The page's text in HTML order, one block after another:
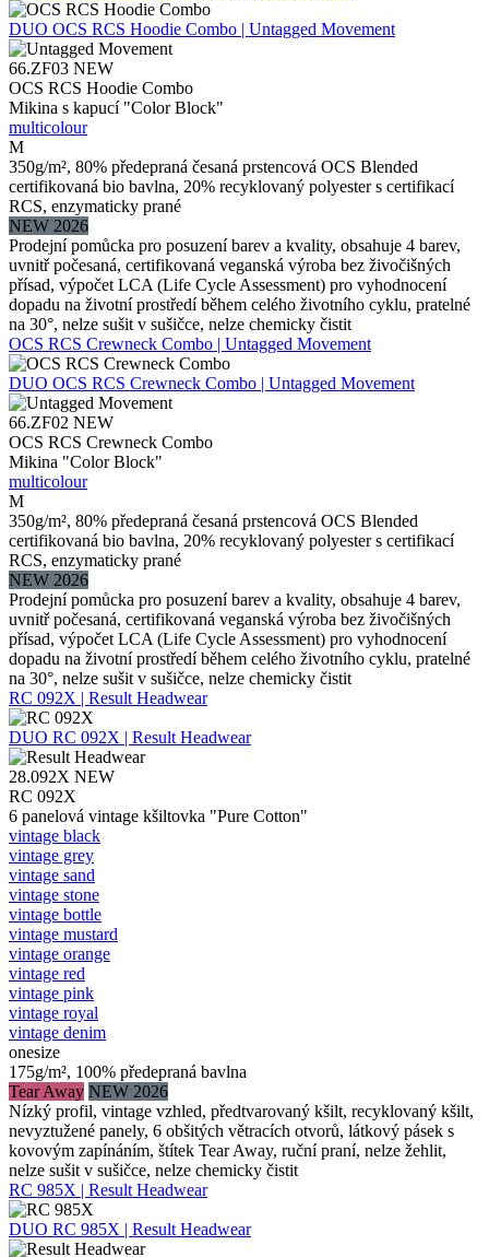
DUO OCS RCS Hoodie Combo | Untagged Movement
66.ZF03 NEW
OCS RCS Hoodie Combo
Mikina s kapucí "Color Block"
multicolour
M
350g/m², 80% předepraná česaná prstencová OCS Blended
certifikovaná bio bavlna, 20% recyklovaný polyester s certifikací
RCS, enzymaticky prané
NEW 2026
Prodejní pomůcka pro posuzení barev a kvality, obsahuje 4 barev,
uvnitř počesaná, certifikovaná veganská výroba bez živočišných
přísad, výpočet LCA (Life Cycle Assessment) pro vyhodnocení
dopadu na životní prostředí během celého životního cyklu, pratelné
na 30°, nelze sušit v sušičce, nelze chemicky čistit
OCS RCS Crewneck Combo | Untagged Movement
DUO OCS RCS Crewneck Combo | Untagged Movement
66.ZF02 NEW
OCS RCS Crewneck Combo
Mikina "Color Block"
multicolour
M
350g/m², 80% předepraná česaná prstencová OCS Blended
certifikovaná bio bavlna, 20% recyklovaný polyester s certifikací
RCS, enzymaticky prané
NEW 2026
Prodejní pomůcka pro posuzení barev a kvality, obsahuje 4 barev,
uvnitř počesaná, certifikovaná veganská výroba bez živočišných
přísad, výpočet LCA (Life Cycle Assessment) pro vyhodnocení
dopadu na životní prostředí během celého životního cyklu, pratelné
na 30°, nelze sušit v sušičce, nelze chemicky čistit
RC 092X | Result Headwear
DUO RC 092X | Result Headwear
28.092X NEW
RC 092X
6 panelová vintage kšiltovka "Pure Cotton"
vintage black
vintage grey
vintage sand
vintage stone
vintage bottle
vintage mustard
vintage orange
vintage red
vintage pink
vintage royal
vintage denim
onesize
175g/m², 100% předepraná bavlna
Tear Away NEW 2026
Nízký profil, vintage vzhled, předtvarovaný kšilt, recyklovaný kšilt,
nevyztužené panely, 6 obšitých větracích otvorů, látkový pásek s
kovovým zapínáním, štítek Tear Away, ruční praní, nelze žehlit,
nelze sušit v sušičce, nelze chemicky čistit
RC 985X | Result Headwear
DUO RC 985X | Result Headwear